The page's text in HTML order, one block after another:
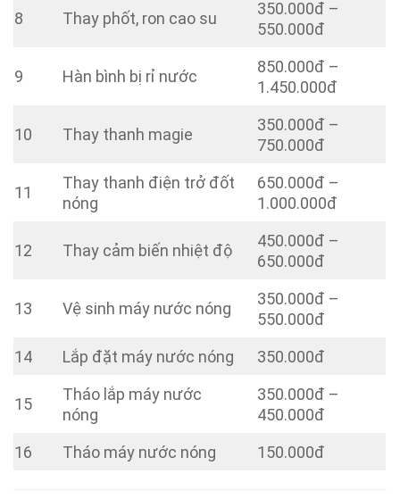
8 Thay phốt, ron cao su
350.000đ –
550.000đ
9 Hàn bình bị rỉ nước
850.000đ –
1.450.000đ
10 Thay thanh magie
350.000đ –
750.000đ
11
Thay thanh điện trở đốt
nóng
650.000đ –
1.000.000đ
12 Thay cảm biến nhiệt độ
450.000đ –
650.000đ
13 Vệ sinh máy nước nóng
350.000đ –
550.000đ
14
Lắp đặt máy nước nóng 350.000đ
15
Tháo lắp máy nước
nóng
350.000đ –
450.000đ
16
Tháo máy nước nóng 150.000đ